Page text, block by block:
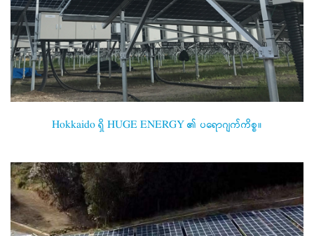
Hokkaido ရှိ HUGE ENERGY ၏ ပရောဂျက်ကိစ္စ။